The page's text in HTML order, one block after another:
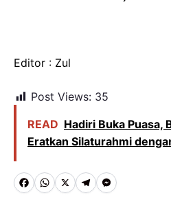
Editor : Zul
Post Views: 35
READ Hadiri Buka Puasa,
Eratkan Silaturahmi
F WX T M